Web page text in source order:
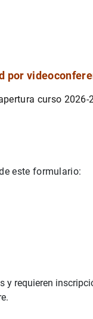
por
curso 2026-
este formulario:
y requieren